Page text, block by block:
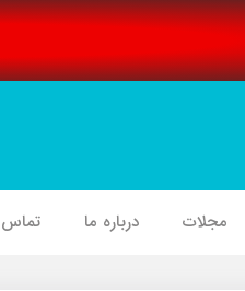
مجلات درباره ما تماس